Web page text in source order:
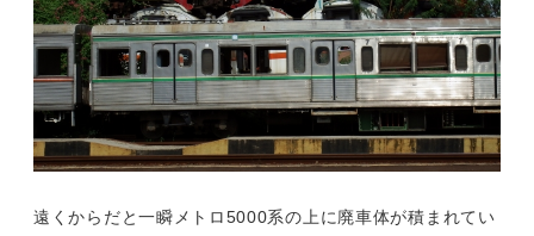
遠くからだと一瞬メトロ5000系の上に廃車体が積まれてい